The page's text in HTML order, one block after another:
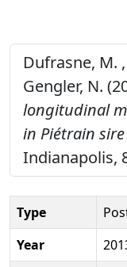
Dufrasne, M.
Gengler, N.
longitudinal
in Piétrain
Indianapolis,
Type
Year